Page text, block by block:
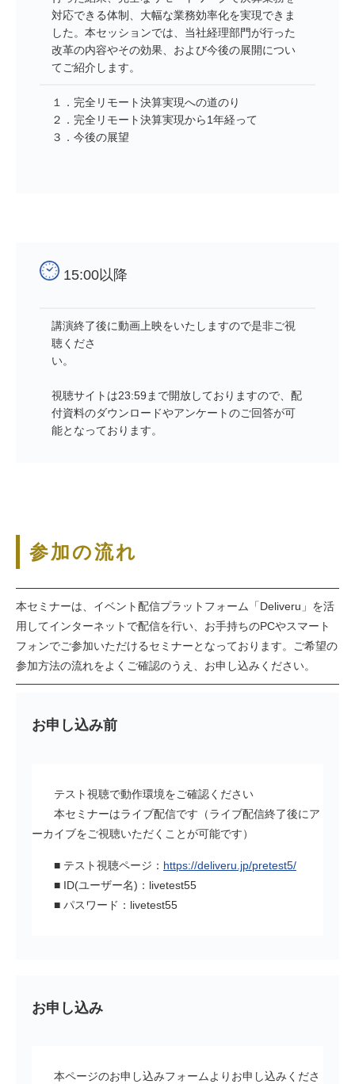
対応できる体制、大幅な業務効率化を実現できま
した。本セッションでは、当社経理部門が行った
改革の内容やその効果、および今後の展開につい
てご紹介します。
１．完全リモート決算実現への道のり
２．完全リモート決算実現から1年経って
３．今後の展望
15:00以降
講演終了後に動画上映をいたしますので是非ご視
聴くださ
い。
視聴サイトは23:59まで開放しておりますので、配
付資料のダウンロードやアンケートのご回答が可
能となっております。
参加の流れ
本セミナーは、イベント配信プラットフォーム「Deliveru」を活
用してインターネットで配信を行い、お手持ちのPCやスマート
フォンでご参加いただけるセミナーとなっております。ご希望の
参加方法の流れをよくご確認のうえ、お申し込みください。
お申し込み前
テスト視聴で動作環境をご確認ください
本セミナーはライブ配信です（ライブ配信終了後にア
ーカイブをご視聴いただくことが可能です）
■ テスト視聴ページ： https://deliveru.jp/pretest5/
■ ID(ユーザー名)：livetest55
■ パスワード：livetest55
お申し込み
本ページのお申し込みフォームよりお申し込みくださ